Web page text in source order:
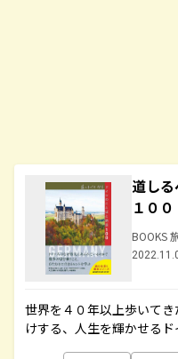
道し
１００
BOOKS
世界を４０年以上歩いて
けする、人生を輝かせる